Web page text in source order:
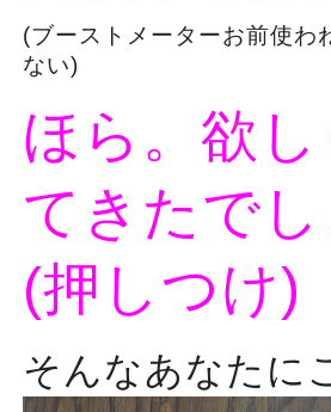
(ブーストメーターお前使わ
ない)
ほら。欲し
てきたでし
(押しつけ)
そんなあなたに